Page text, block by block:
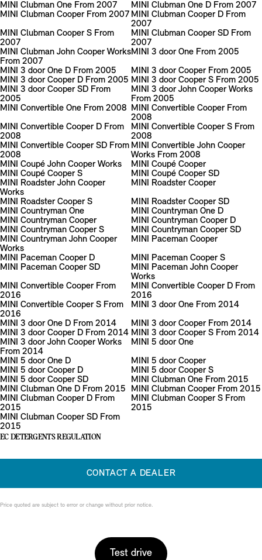
MINI Clubman One From 2007
MINI Clubman One D From 2007
MINI Clubman Cooper From 2007 MINI Clubman Cooper D From
2007
MINI Clubman Cooper S From
2007
MINI Clubman Cooper SD From
2007
MINI Clubman John Cooper Works
From 2007
MINI 3 door One From 2005
MINI 3 door One D From 2005
MINI 3 door Cooper From 2005
MINI 3 door Cooper D From 2005 MINI 3 door Cooper S From 2005
MINI 3 door Cooper SD From
2005
MINI 3 door John Cooper Works
From 2005
MINI Convertible One From 2008 MINI Convertible Cooper From
2008
MINI Convertible Cooper D From
2008
MINI Convertible Cooper S From
2008
MINI Convertible Cooper SD From
2008
MINI Convertible John Cooper
Works From 2008
MINI Coupé John Cooper Works
MINI Coupé Cooper
MINI Coupé Cooper S
MINI Coupé Cooper SD
MINI Roadster John Cooper
Works
MINI Roadster Cooper
MINI Roadster Cooper S
MINI Roadster Cooper SD
MINI Countryman One
MINI Countryman One D
MINI Countryman Cooper
MINI Countryman Cooper D
MINI Countryman Cooper S
MINI Countryman Cooper SD
MINI Countryman John Cooper
Works
MINI Paceman Cooper
MINI Paceman Cooper D
MINI Paceman Cooper S
MINI Paceman Cooper SD
MINI Paceman John Cooper
Works
MINI Convertible Cooper From
2016
MINI Convertible Cooper D From
2016
MINI Convertible Cooper S From
2016
MINI 3 door One From 2014
MINI 3 door One D From 2014
MINI 3 door Cooper From 2014
MINI 3 door Cooper D From 2014 MINI 3 door Cooper S From 2014
MINI 3 door John Cooper Works
From 2014
MINI 5 door One
MINI 5 door One D
MINI 5 door Cooper
MINI 5 door Cooper D
MINI 5 door Cooper S
MINI 5 door Cooper SD
MINI Clubman One From 2015
MINI Clubman One D From 2015
MINI Clubman Cooper From 2015
MINI Clubman Cooper D From
2015
MINI Clubman Cooper S From
2015
MINI Clubman Cooper SD From
2015
EC DETERGENTS REGULATION
CONTACT A DEALER
Price quoted are subject to error or change without prior notice.
Test drive